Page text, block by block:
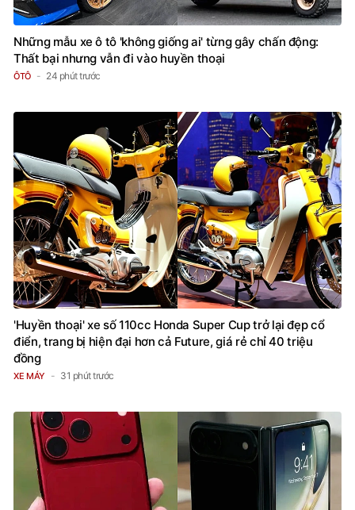
Những mẫu xe ô tô 'không giống ai' từng gây chấn động:
Thất bại nhưng vẫn đi vào huyền thoại
ÔTÔ 24 phút trước
'Huyền thoại' xe số 110cc Honda Super Cup trở lại đẹp cổ
điển, trang bị hiện đại hơn cả Future, giá rẻ chỉ 40 triệu
đồng
XE MÁY 31 phút trước